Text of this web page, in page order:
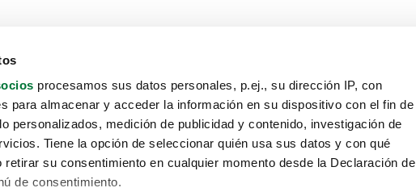
procesamos sus datos personales, p.ej., su dirección IP, con
para almacenar y acceder la información en su dispositivo con el fin de
personalizados, medición de publicidad y contenido, investigación de
Tiene la opción de seleccionar quién usa sus datos y con qué
retirar su consentimiento en cualquier momento desde la Declaración de
de consentimiento.